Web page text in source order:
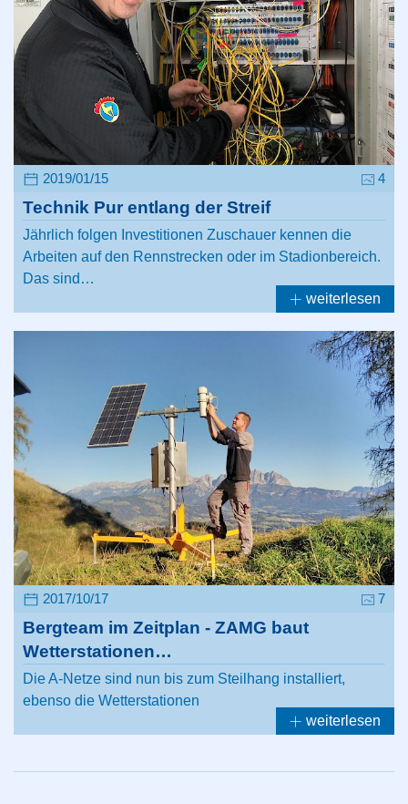
2019/01/15 4
Technik Pur entlang der Streif
Jährlich folgen Investitionen Zuschauer kennen die
Arbeiten auf den Rennstrecken oder im Stadionbereich.
Das sind…
weiterlesen
2017/10/17 7
Bergteam im Zeitplan - ZAMG baut
Wetterstationen…
Die A-Netze sind nun bis zum Steilhang installiert,
ebenso die Wetterstationen
weiterlesen